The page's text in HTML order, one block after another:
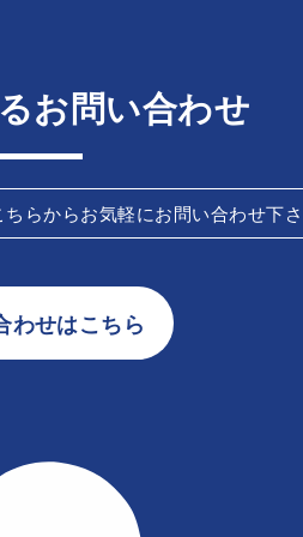
お問い合わせ
らからお気軽にお問い合わせ下
わせはこちら